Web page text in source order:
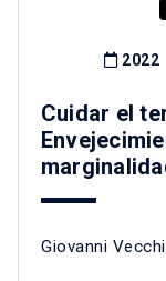
2022
Cuidar el
Giovanni